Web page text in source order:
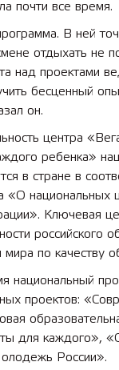
почти все время.
В ней
отдыхать не
над проектами
бесценный
он.
центра
ребенка»
в стране в
«О национальных
Ключевая
российского
по качеству
национальный
проектов:
для каждого»,
России».